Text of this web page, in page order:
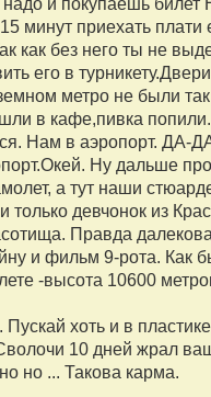
и покупаешь
минут приехать
как без него ты не
его в
метро не были
в кафе,пивка
Нам в аэропорт.
Ну дальше
а тут наши
девчонок из
Правда
и фильм 9-рота. Как
-высота 10600
хоть и в
10 дней жрал
но ... Такова карма.